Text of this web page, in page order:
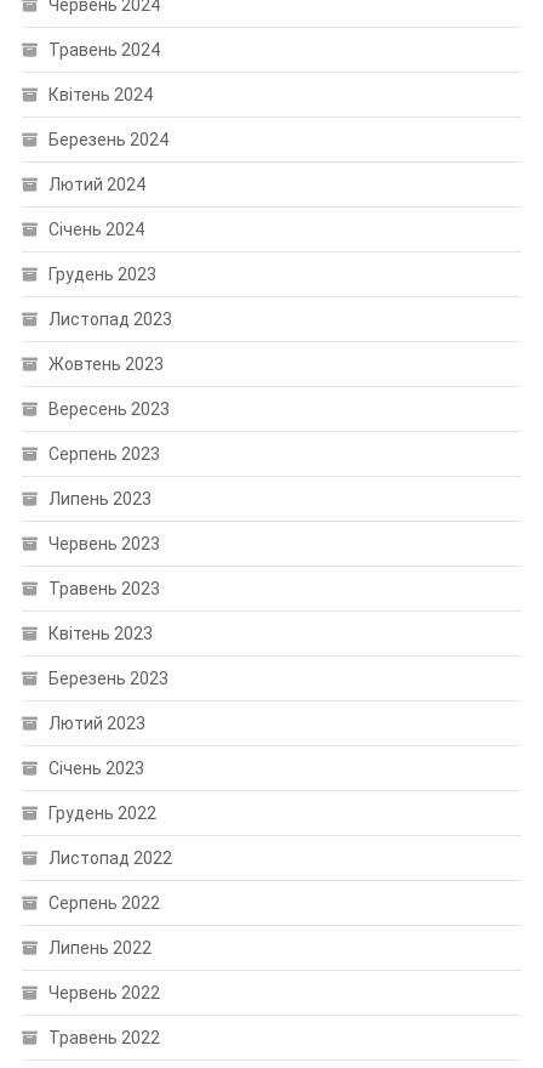
Червень 2024
Травень 2024
Квітень 2024
Березень 2024
Лютий 2024
Січень 2024
Грудень 2023
Листопад 2023
Жовтень 2023
Вересень 2023
Серпень 2023
Липень 2023
Червень 2023
Травень 2023
Квітень 2023
Березень 2023
Лютий 2023
Січень 2023
Грудень 2022
Листопад 2022
Серпень 2022
Липень 2022
Червень 2022
Травень 2022